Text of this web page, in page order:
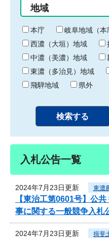
り
終
わ
り
地域
本庁
岐阜地域（本
西濃（大垣）地域
中濃（美濃）地域
東濃（多治見）地域
飛騨地域
県外
入札公告一覧
2024年7月23日更新 東濃
【東治工第0601号】公
事に関する一般競争入札
2024年7月23日更新 揖斐